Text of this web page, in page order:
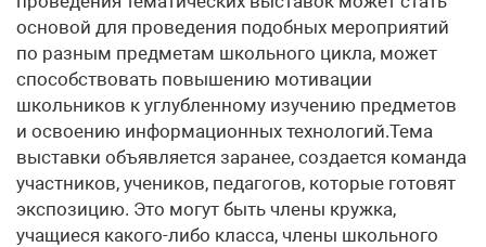
основой для проведения подобных мероприятий
по разным предметам школьного цикла, может
способствовать повышению мотивации
школьников к углубленному изучению предметов
и освоению информационных технологий.Тема
выставки объявляется заранее, создается команда
участников, учеников, педагогов, которые готовят
экспозицию. Это могут быть члены кружка,
учащиеся какого-либо класса, члены школьного